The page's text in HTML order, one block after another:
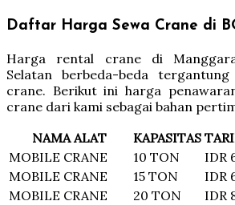
Daftar Harga Sewa Crane di
Harga rental crane di
Selatan berbeda-beda
crane. Berikut ini harga
crane dari kami sebagai bahan
NAMA ALAT
KAPASITAS
MOBILE CRANE
10 TON
IDR
MOBILE CRANE
15 TON
IDR
MOBILE CRANE
20 TON
IDR